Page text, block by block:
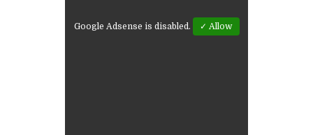
Google Adsense is disabled. ✓ Allow